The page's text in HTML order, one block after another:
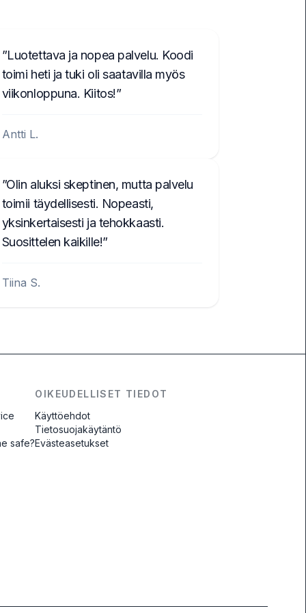
Luotettava ja nopea palvelu. Koodi
toimi heti ja tuki oli saatavilla myös
viikonloppuna. Kiitos!
Antti L.
Olin aluksi skeptinen, mutta palvelu
toimii täydellisesti. Nopeasti,
yksinkertaisesti ja tehokkaasti.
Suosittelen kaikille!
Tiina S.
safe?
OIKEUDELLISET TIEDOT
Käyttöehdot
Tietosuojakäytäntö
Evästeasetukset